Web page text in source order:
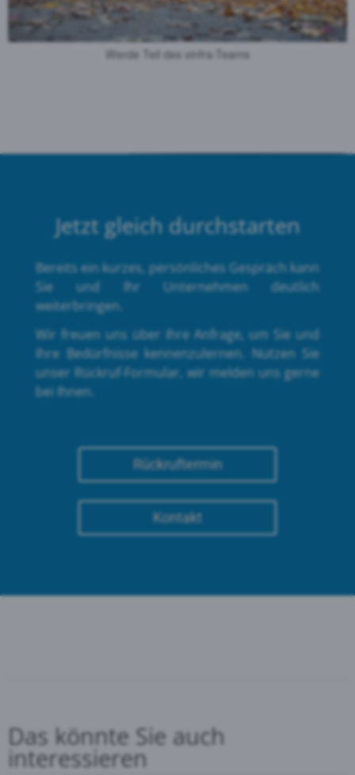
Werde Teil des xinfra-Teams
Jetzt gleich durchstarten
Bereits ein kurzes, persönliches Gespräch kann
Sie und Ihr Unternehmen deutlich
weiterbringen.
Wir freuen uns über Ihre Anfrage, um Sie und
Ihre Bedürfnisse kennenzulernen. Nutzen Sie
unser Rückruf-Formular, wir melden uns gerne
bei Ihnen.
Rückruftermin
Kontakt
Das könnte Sie auch
interessieren